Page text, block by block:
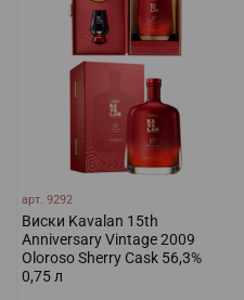
арт.9292
Виски Kavalan 15th
Anniversary Vintage 2009
Oloroso Sherry Cask 56,3%
0,75 л